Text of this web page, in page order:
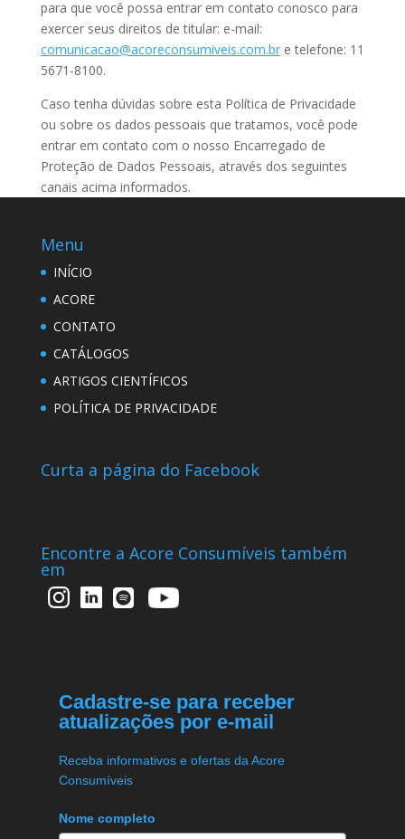
para que você possa entrar em contato conosco para
exercer seus direitos de titular: e-mail:
comunicacao@acoreconsumiveis.com.bre telefone: 11
5671-8100.
Caso tenha dúvidas sobre esta Política de Privacidade
ou sobre os dados pessoais que tratamos, você pode
entrar em contato com o nosso Encarregado de
Proteção de Dados Pessoais, através dos seguintes
canais acima informados.
Menu
INÍCIO
ACORE
CONTATO
CATÁLOGOS
ARTIGOS CIENTÍFICOS
POLÍTICA DE PRIVACIDADE
Curta a página do Facebook
Encontre a Acore Consumíveis também
em
Cadastre-se para receber
atualizações por e-mail
Receba informativos e ofertas da Acore
Consumíveis
Nome completo